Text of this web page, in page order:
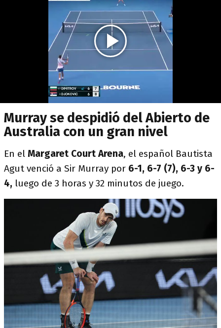
Murray se despidió del Abierto de
Australia con un gran nivel
En el Margaret Court Arena, el español Bautista
Agut venció a Sir Murray por 6-1, 6-7 (7), 6-3 y 6-
4, luego de 3 horas y 32 minutos de juego.